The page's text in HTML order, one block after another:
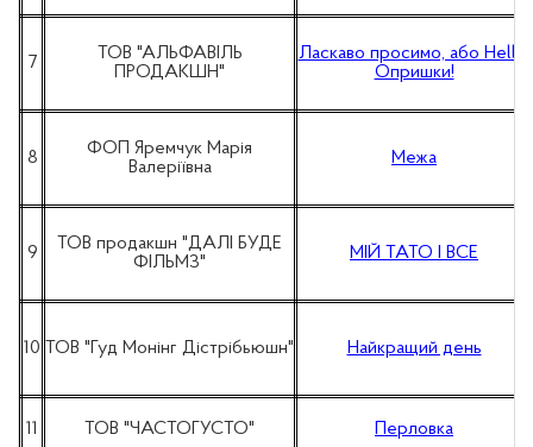
7
ТОВ "АЛЬФАВІЛЬ
ПРОДАКШН"
Ласкаво просимо, або Hello,
Опришки!
8
ФОП Яремчук Марія
Валеріївна
Межа
9
ТОВ продакшн "ДАЛІ БУДЕ
ФІЛЬМЗ"
МІЙ ТАТО І ВСЕ
10 ТОВ "Гуд Монінг Дістрібьюшн" Найкращий день
11 ТОВ "ЧАСТОГУСТО" Перловка